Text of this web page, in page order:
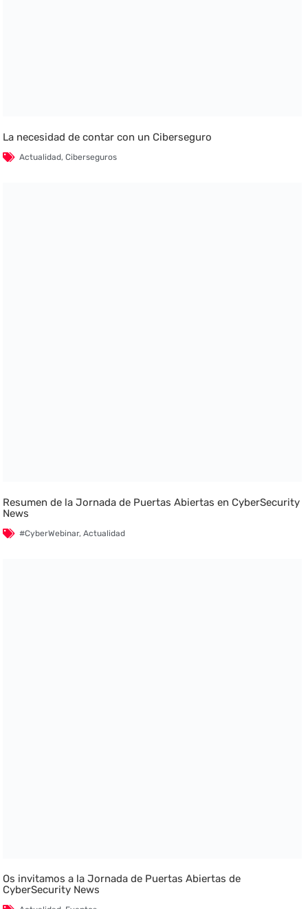
La necesidad de contar con un Ciberseguro
Actualidad,Ciberseguros
Resumen de la Jornada de Puertas Abiertas en CyberSecurity
News
#CyberWebinar,Actualidad
Os invitamos a la Jornada de Puertas Abiertas de
CyberSecurity News